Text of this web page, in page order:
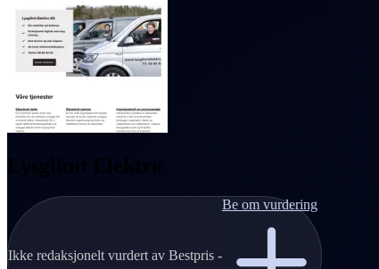
Lysglimt Elektro
Ikke redaksjonelt vurdert av Bestpris -
Be om vurdering